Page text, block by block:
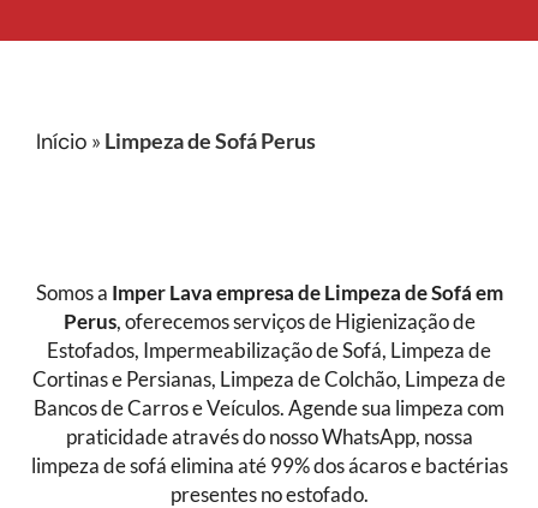
Início » Limpeza de Sofá Perus
Somos a Imper Lava empresa de Limpeza de Sofá em
Perus, oferecemos serviços de Higienização de
Estofados, Impermeabilização de Sofá, Limpeza de
Cortinas e Persianas, Limpeza de Colchão, Limpeza de
Bancos de Carros e Veículos. Agende sua limpeza com
praticidade através do nosso WhatsApp, nossa
limpeza de sofá elimina até 99% dos ácaros e bactérias
presentes no estofado.